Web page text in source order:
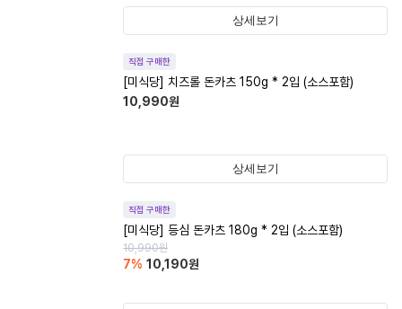
상세보기
직접 구매한
[미식당] 치즈롤 돈카츠 150g * 2입 (소스포함)
10,990원
상세보기
직접 구매한
[미식당] 등심 돈카츠 180g * 2입 (소스포함)
10,990원
7% 10,190원